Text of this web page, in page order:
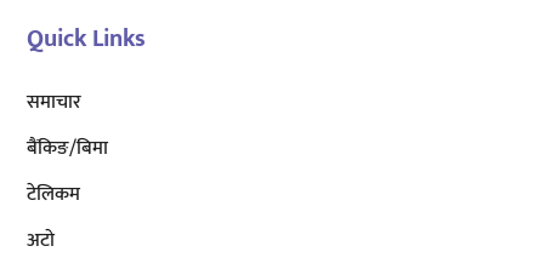
Quick Links
समाचार
बैंकिङ/बिमा
टेलिकम
अटाे